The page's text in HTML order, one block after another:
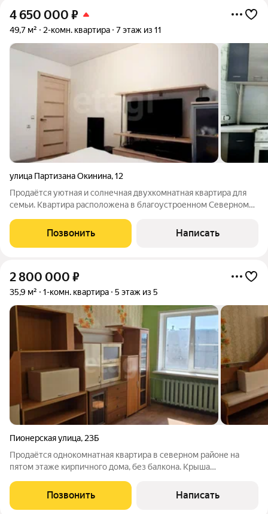
4 650 000 ₽
49,7 м² 2-комн. квартира 7 этаж из 11
улица Партизана Окинина,12
Продаётся уютная и солнечная двухкомнатная квартира для
семьи. Квартира расположена в благоустроенном Северном
комфортной жизни. В шаговой доступности всё для активной и
удобной жизни: детский сад
Позвонить Написать
2 800 000 ₽
35,9 м² 1-комн. квартира 5 этаж из 5
Пионерская улица, 23Б
Продаётся однокомнатная квартира в северном районе на
пятом этаже кирпичного дома, без балкона. Крыша
доме. В комнате 18,2 м выполнен косметический ремонт, на
кухне 11,2 м установлен
Позвонить Написать